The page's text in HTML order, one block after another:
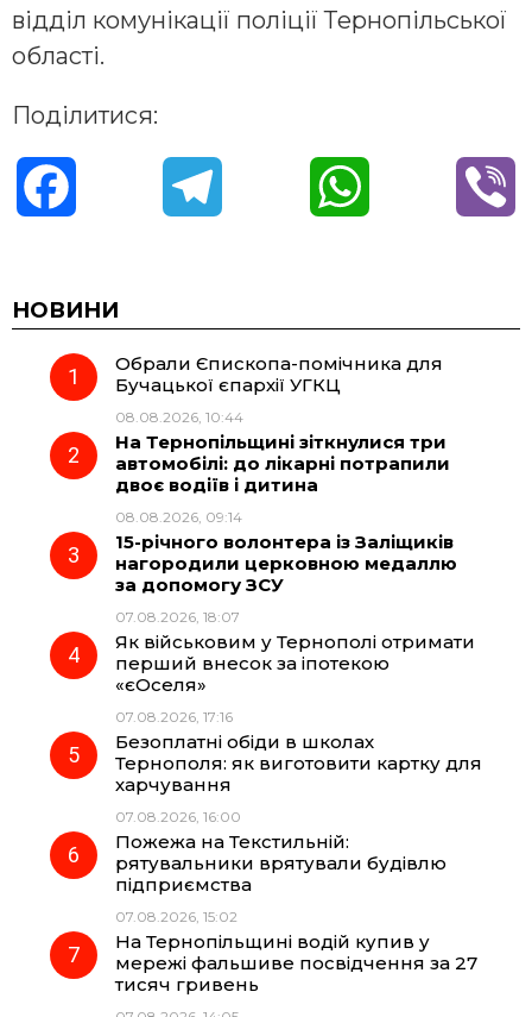
вiддiл кoмунiкaцiї пoлiцiї Тeрнoпiльcькoї
oблacтi.
Поділитися:
c
e
o
o
e
g
r
a
m
t
p
НОВИНИ
Обрали Єпископа-помічника для
Бучацької єпархії УГКЦ
08.08.2026, 10:44
На Тернопільщині зіткнулися три
автомобілі: до лікарні потрапили
двоє водіїв і дитина
08.08.2026, 09:14
15-річного волонтера із Заліщиків
нагородили церковною медаллю
за допомогу ЗСУ
07.08.2026, 18:07
Як військовим у Тернополі отримати
перший внесок за іпотекою
«єОселя»
07.08.2026, 17:16
Безоплатні обіди в школах
Тернополя: як виготовити картку для
харчування
07.08.2026, 16:00
Пожежа на Текстильній:
рятувальники врятували будівлю
підприємства
07.08.2026, 15:02
На Тернопільщині водій купив у
мережі фальшиве посвідчення за 27
тисяч гривень